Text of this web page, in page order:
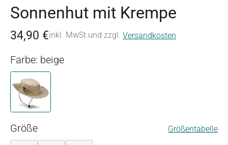
Sonnenhut mit Krempe
34,90 €inkl. MwSt und zzgl. Versandkosten
Farbe: beige
beige
Größeauswählen Größentabelle